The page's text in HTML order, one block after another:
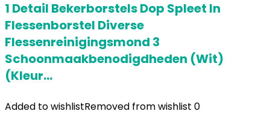
1 Detail Bekerborstels Dop Spleet In
Flessenborstel Diverse
Flessenreinigingsmond 3
Schoonmaakbenodigdheden (Wit)
(Kleur…
Added to wishlistRemoved from wishlist 0